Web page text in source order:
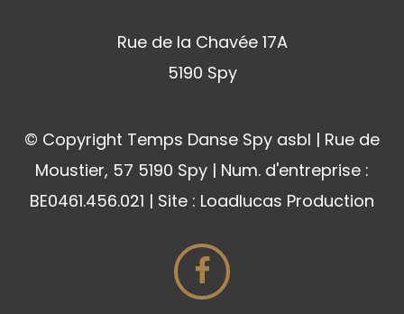
Rue de la Chavée 17A
5190 Spy
© Copyright Temps Danse Spy asbl | Rue de
Moustier, 57 5190 Spy | Num. d'entreprise :
BE0461.456.021 | Site : Loadlucas Production